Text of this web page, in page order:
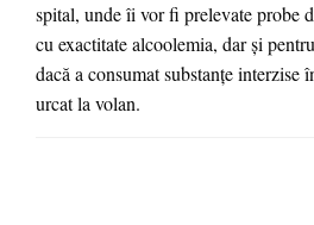
spital, unde îi vor fi prelevate probe
cu exactitate alcoolemia, dar şi
dacă a consumat substanţe interzise
urcat la volan.